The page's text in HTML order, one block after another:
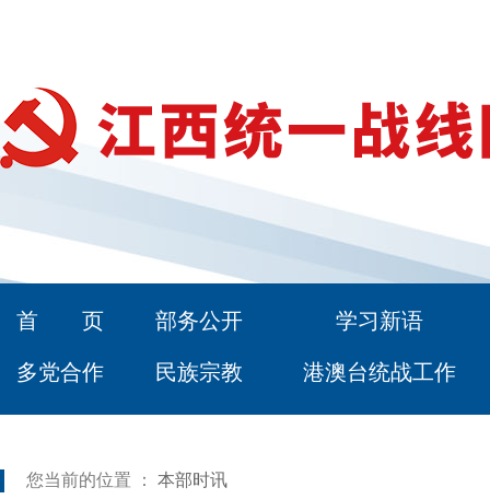
首 页 部务公开 学习新语
多党合作 民族宗教 港澳台统战工作
您当前的位置 ： 本部时讯